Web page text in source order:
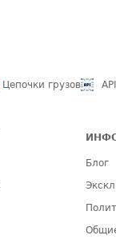
Цепочки грузов
Блог